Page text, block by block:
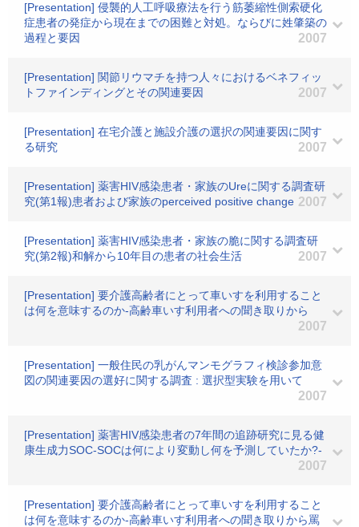
[Presentation] 侵襲的人工呼吸療法を行う筋萎縮性側索硬化
症患者の発症から現在までの困難と対処。ならびに姓肇築の
過程と要因
2007
[Presentation] 関節リウマチを持つ人々におけるベネフィッ
トファインディングとその関連要因
2007
[Presentation] 在宅介護と施設介護の選択の関連要因に関す
る研究
2007
[Presentation] 薬害HIV感染患者・家族のUreに関する調査研
究(第1報)患者および家族のperceived positive change 2007
[Presentation] 薬害HIV感染患者・家族の脆に関する調査研
究(第2報)和解から10年目の患者の社会生活
2007
[Presentation] 要介護高齢者にとって車いすを利用すること
は何を意味するのか-高齢車いす利用者への聞き取りから
2007
[Presentation] 一般住民の乳がんマンモグラフィ検診参加意
図の関連要因の選好に関する調査 : 選択型実験を用いて
2007
[Presentation] 薬害HIV感染患者の7年間の追跡研究に見る健
康生成力SOC-SOCは何により変動し何を予測していたか?-
2007
[Presentation] 要介護高齢者にとって車いすを利用すること
は何を意味するのか-高齢車いす利用者への聞き取りから罵